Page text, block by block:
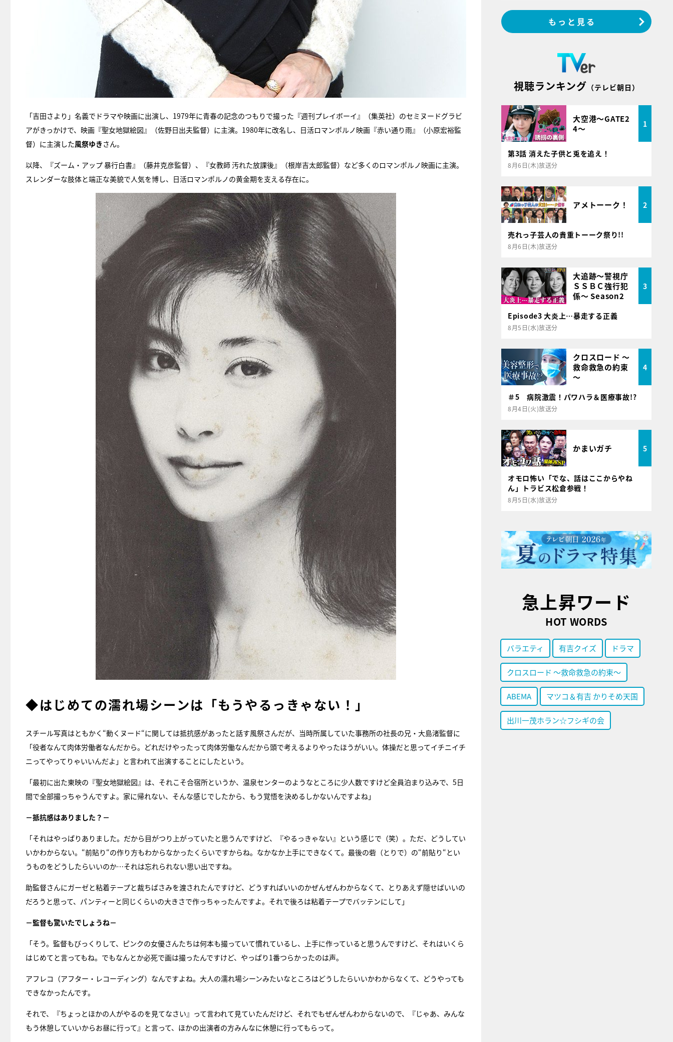
「吉田さより」名義でドラマや映画に出演し、1979年に青春の記念のつもりで撮った『週刊プレイボーイ』（集英社）のセミヌードグラビ
アがきっかけで、映画『聖女地獄絵図』（佐野日出夫監督）に主演。1980年に改名し、日活ロマンポルノ映画『赤い通り雨』（小原宏裕監
督）に主演した風祭ゆき さん。
以降、『ズーム・アップ 暴行白書』（藤井克彦監督）、『女教師 汚れた放課後』（根岸吉太郎監督）など多くのロマンポルノ映画に主演。
スレンダーな肢体と端正な美貌で人気を博し、日活ロマンポルノの黄金期を支える存在に。
◆はじめての濡れ場シーンは「もうやるっきゃない！」
スチール写真はともかく“動くヌード“に関しては抵抗感があったと話す風祭さんだが、当時所属していた事務所の社長の兄・大島渚監督に
「役者なんて肉体労働者なんだから。どれだけやったって肉体労働なんだから頭で考えるよりやったほうがいい。体操だと思ってイチニイチ
ニってやってりゃいいんだよ」と言われて出演することにしたという。
「最初に出た東映の『聖女地獄絵図』は、それこそ合宿所というか、温泉センターのようなところに少人数ですけど全員泊まり込みで、5日
間で全部撮っちゃうんですよ。家に帰れない、そんな感じでしたから、もう覚悟を決めるしかないんですよね」
－抵抗感はありました？－
「それはやっぱりありました。だから目がつり上がっていたと思うんですけど、『やるっきゃない』という感じで（笑）。ただ、どうしてい
いかわからない。“前貼り“の作り方もわからなかったくらいですからね。なかなか上手にできなくて。最後の砦（とりで）の“前貼り“とい
うものをどうしたらいいのか…それは忘れられない思い出ですね。
助監督さんにガーゼと粘着テープと裁ちばさみを渡されたんですけど、どうすればいいのかぜんぜんわからなくて、とりあえず隠せばいいの
だろうと思って、パンティーと同じくらいの大きさで作っちゃったんですよ。それで後ろは粘着テープでバッテンにして」
－監督も驚いたでしょうね－
「そう。監督もびっくりして、ピンクの女優さんたちは何本も撮っていて慣れているし、上手に作っていると思うんですけど、それはいくら
はじめてと言ってもね。でもなんとか必死で画は撮ったんですけど、やっぱり1番つらかったのは声。
アフレコ（アフター・レコーディング）なんですよね。大人の濡れ場シーンみたいなところはどうしたらいいかわからなくて、どうやっても
できなかったんです。
それで、『ちょっとほかの人がやるのを見てなさい』って言われて見ていたんだけど、それでもぜんぜんわからないので、『じゃあ、みんな
もう休憩していいからお昼に行って』と言って、ほかの出演者の方みんなに休憩に行ってもらって。
もっと見る
視聴ランキング （テレビ朝日）
大空港～GATE2
4～
1
第3話 消えた子供と兎を追え！
8月6日(木)放送分
アメトーーク！ 2
売れっ子芸人の貴重トーーク祭り!!
8月6日(木)放送分
大追跡～警視庁
ＳＳＢＣ強行犯
係～ Season2
3
Episode3 大炎上…暴走する正義
8月5日(水)放送分
クロスロード ～
救命救急の約束
～
4
＃5 病院激震！パワハラ＆医療事故!?
8月4日(火)放送分
かまいガチ 5
オモロ怖い「でな、話はここからやね
ん」トラビス松倉参戦！
8月5日(水)放送分
急上昇ワード
HOT WORDS
バラエティ 有吉クイズ ドラマ
クロスロード ～救命救急の約束～
ABEMA マツコ＆有吉 かりそめ天国
出川一茂ホラン☆フシギの会